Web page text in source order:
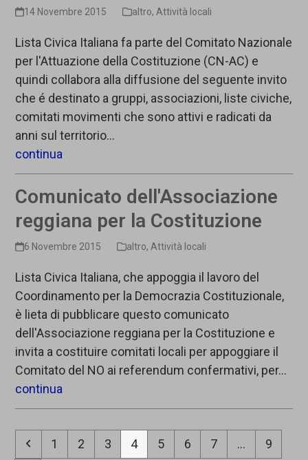
14 Novembre 2015 altro, Attività locali
Lista Civica Italiana fa parte del Comitato Nazionale
per l'Attuazione della Costituzione (CN-AC) e
quindi collabora alla diffusione del seguente invito
che é destinato a gruppi, associazioni, liste civiche,
comitati movimenti che sono attivi e radicati da
anni sul territorio…
continua
Comunicato dell'Associazione
reggiana per la Costituzione
6 Novembre 2015 altro, Attività locali
Lista Civica Italiana, che appoggia il lavoro del
Coordinamento per la Democrazia Costituzionale,
è lieta di pubblicare questo comunicato
dell'Associazione reggiana per la Costituzione e
invita a costituire comitati locali per appoggiare il
Comitato del NO ai referendum confermativi, per…
continua
Precedente
Pagina
1 Pagina
2 Pagina
3 Pagina
4 Pagina
5 Pagina
6 Pagina
7 … Pagina
9